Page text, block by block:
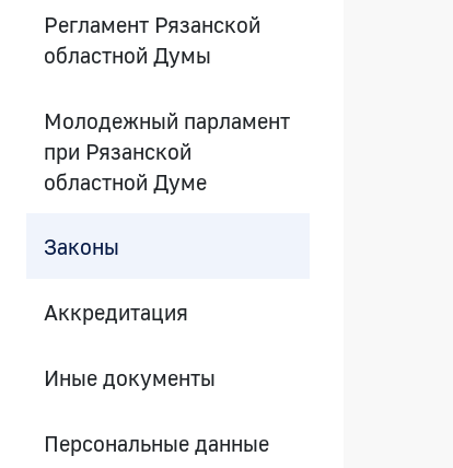
Регламент Рязанской
областной Думы
Молодежный парламент
при Рязанской
областной Думе
Законы
Аккредитация
Иные документы
Персональные данные